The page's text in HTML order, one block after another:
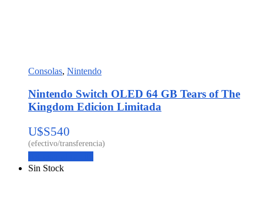
Consolas, Nintendo
Nintendo Switch OLED 64 GB Tears of The
Kingdom Edicion Limitada
U$S540
Sin Stock